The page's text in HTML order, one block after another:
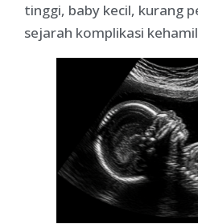
tinggi, baby kecil, kurang
sejarah komplikasi